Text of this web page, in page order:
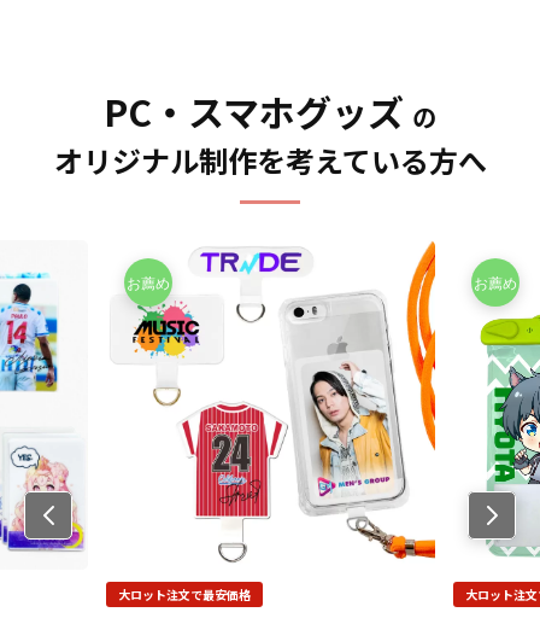
にはデザインをご入稿いた
だくだけで、オリジナル商
品として販売することがで
きます。お気軽にご相談く
点がありましたら、個人の
た問わずお気軽にご相談く
で、フレームシートとイン
ナーカードをセットにして
も厚さは約0.6mm。ケース
やアイドル、推しのチーム
や選手をいつでも携帯でき
る推し活アイテムとしてオ
ススメです。 インナーカー
ドは複数ご用意することも
できますので、着せ替えを
気軽に楽しめるのも特徴で
す。 高品質なUVインクジェ
ットフルカラーでプリント
しますので、こだわりのデ
ザインも細部まで表現でき
ます。 アニメやゲームの公
式グッズ、プロスポーツ公
ティストのツアーグッズ
PC・スマホグッズ の
オリジナル制作を考えている方へ
Previo
us
大ロット注文で最安価格 大ロット注